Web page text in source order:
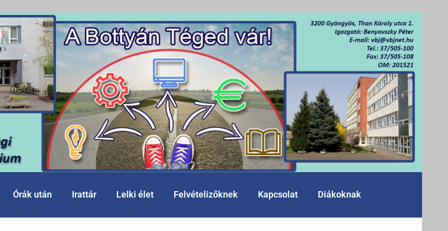
Órák után Irattár Lelki élet Felvételizőknek Kapcsolat Diákoknak